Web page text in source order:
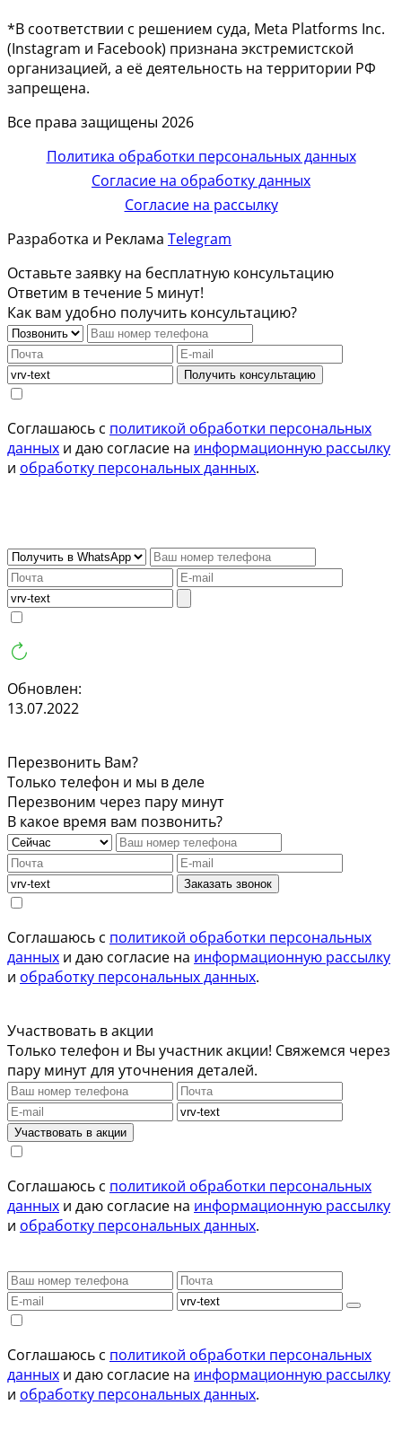
*В соответствии с решением суда, Meta Platforms Inc.
(Instagram и Facebook) признана экстремистской
организацией, а её деятельность на территории РФ
запрещена.
Все права защищены 2026
Политика обработки персональных данных
Согласие на обработку данных
Согласие на рассылку
Разработка и Реклама Telegram
Оставьте заявку на бесплатную консультацию
Ответим в течение 5 минут!
Как вам удобно получить консультацию?
Получить консультацию
Соглашаюсь с политикой обработки персональных
данных и даю согласие на информационную рассылку
и обработку персональных данных.
Обновлен:
13.07.2022
Перезвонить Вам?
Только телефон и мы в деле
Перезвоним через пару минут
В какое время вам позвонить?
Заказать звонок
Соглашаюсь с политикой обработки персональных
данных и даю согласие на информационную рассылку
и обработку персональных данных.
Участвовать в акции
Только телефон и Вы участник акции! Свяжемся через
пару минут для уточнения деталей.
Участвовать в акции
Соглашаюсь с политикой обработки персональных
данных и даю согласие на информационную рассылку
и обработку персональных данных.
Соглашаюсь с политикой обработки персональных
данных и даю согласие на информационную рассылку
и обработку персональных данных.